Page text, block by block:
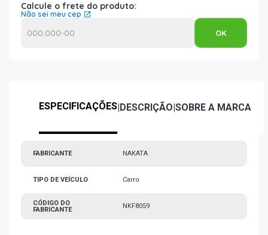
Calcule o frete do produto:
Não sei meu cep
ESPECIFICAÇÕES|DESCRIÇÃO|SOBRE A MARCA
FABRICANTE NAKATA
TIPO DE VEÍCULO Carro
CÓDIGO DO
FABRICANTE
NKF8059